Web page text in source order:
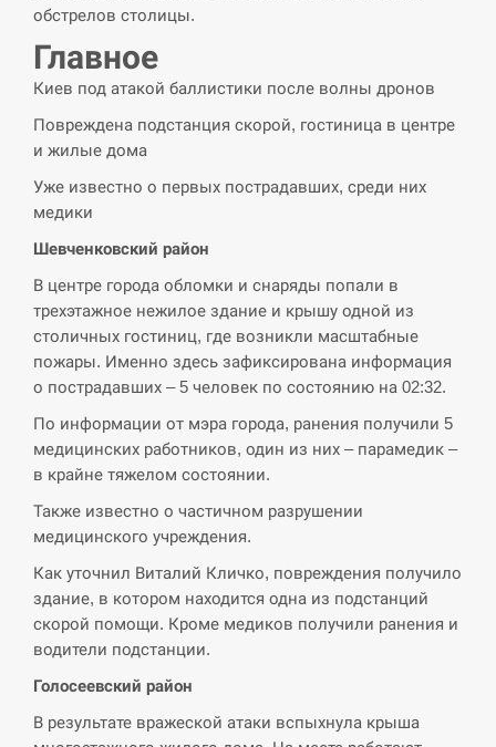
СЕРПЕНЬ
14:23
Поставки ракет для ПВО сократились втрое,
хотя у партнеров они…
СЕРПЕНЬ
14:10
У Румунії затоплять чотири баржі для
СЕРПЕНЬ
13:53
В Москве пожаловались на “кратный рост” атак
дронов Украины
13:40
Біля українського літака в аеропорту Лейпцига
виявили дрон, ймовірно, з…
СЕРПЕНЬ
13:23
“Они должны быть уничтожены”: в МИДе
ответили, как отреагируют на…
СЕРПЕНЬ
13:10
навчання на тлі загрози вторгнення з…
обстрелов столицы.
Главное
Киев под атакой баллистики после волны дронов
Повреждена подстанция скорой, гостиница в центре
и жилые дома
Уже известно о первых пострадавших, среди них
медики
Шевченковский район
В центре города обломки и снаряды попали в
трехэтажное нежилое здание и крышу одной из
столичных гостиниц, где возникли масштабные
пожары. Именно здесь зафиксирована информация
о пострадавших – 5 человек по состоянию на 02:32.
По информации от мэра города, ранения получили 5
медицинских работников, один из них – парамедик –
в крайне тяжелом состоянии.
Также известно о частичном разрушении
медицинского учреждения.
Как уточнил Виталий Кличко, повреждения получило
здание, в котором находится одна из подстанций
скорой помощи. Кроме медиков получили ранения и
водители подстанции.
Голосеевский район
В результате вражеской атаки вспыхнула крыша